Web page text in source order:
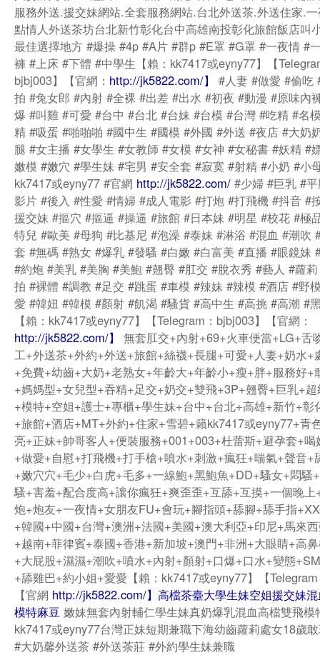
服務外送.援交妹網站.全套服務網站.台北外送茶.外送住家.
點情人外送茶坊台北新竹彰化台中高雄南投彰化旅館飯店叫
最佳選擇地方 #爆操 #4p #A片 #群p #E罩 #G罩 #一夜情 #
褲 #上床 #下體 #中學生【賴：kk7417或eyny77】【
bjbj003】【官網： http://jk5822.com/】
#人妻 #做愛 #偷吃
拍 #兔女郎 #內射 #全裸 #出差 #出水 #初夜 #動漫 #原味內
爆 #叫雞 #可愛 #台中 #台北 #台妹 #台模 #台灣 #吃精 #名
精 #吸蛋 #啪啪啪 #國中生 #國模 #外國 #外送 #夜店 #大奶
腿 #女主播 #女學生 #女教師 #女模 #女神 #女秘書 #妖精 #
嫩模 #嫩穴 #學生妹 #宅男 #安全套 #寂寞 #射精 #小奶 #小
kk7417或eyny77 #官網 http://jk5822.com/ #少婦 #巨乳 #
影片 #後入 #性愛 #情婦 #成人電影 #打炮 #打飛機 #抖音 #
援交妹 #摳穴 #摳逼 #操逼 #旅館 #日本妹 #明星 #校花 #極
特兒 #歐美 #母狗 #比基尼 #泡澡 #泰妹 #淋浴 #混血 #潮吹
套 #無碼 #熟女 #爆乳 #發騷 #白嫩 #白富美 #直播 #眼鏡妹
#約炮 #美乳 #美胸 #美鮑 #翹臀 #肛交 #脫衣秀 #藝人 #蘿
拍 #裸體 #調教 #足交 #跳蛋 #車模 #辣妹 #辣模 #酒店 #野
愛 #韓妞 #韓模 #顏射 #飢渴 #騷貨 #高中生 #高挑 #高潮 #
【賴：kk7417或eyny77】【Telegram：bjbj003】【官網：
http://jk5822.com/】
無套肛交+內射+69+火車便當+LG+舌
工+外送茶+外約+外送+旅館+絲襪+長腿+可愛+人妻+奶水+
+免費+幼齒+大奶+老熟女+年齡大+年齡小+瘦+胖+服務好+
+媽媽型+女兒型+吞精+足交+奶交+雙飛+3P+翹臀+巨乳+
+模特+空姐+護士+專櫃+學生妹+台中+台北+高雄+新竹+彰
+旅館+酒店+MT+外約+住家+雪碧+籟kk7417或eyny77+青
亮+正妹+帥哥客人+便裝服務+001+003+杜蕾斯+避孕套+喝
+做愛+自慰+打飛機+打手槍+噴水+刺激+瘋狂+喘氣+聲音+
+嫩穴穴+毛少+白虎+毛多+一線鮑+黑鮑魚+DD+騷女+悶騷
騷+害羞+配合度高+讓你瘋狂+爽歪歪+互舔+互摸+一個晚
炮+炮友+一夜情+女朋友FU+會玩+腳指頭+舔腳+舔手指
+韓國+中國+台灣+澳洲+法國+美國+澳大利亞+印尼+馬來
+越南+菲律賓+泰國+香港+新加坡+澳門+非洲+大眼睛+高
+大屁股+濕濕+潮吹+噴水+內射+顏射+口爆+口水+變態
+舔雞巴+約小姐+愛愛【賴：kk7417或eyny77】【
【官網 http://jk5822.com/】高檔茶臺大學生妹空姐援交妹
模特麻豆 嫩妹無套內射輔仁學生妹真奶爆乳混血高檔雙飛模
kk7417或eyny77台灣正妹短期兼職下海幼齒蘿莉處女18歲
#大奶馨外送茶 #外送茶莊 #外約學生妹兼職